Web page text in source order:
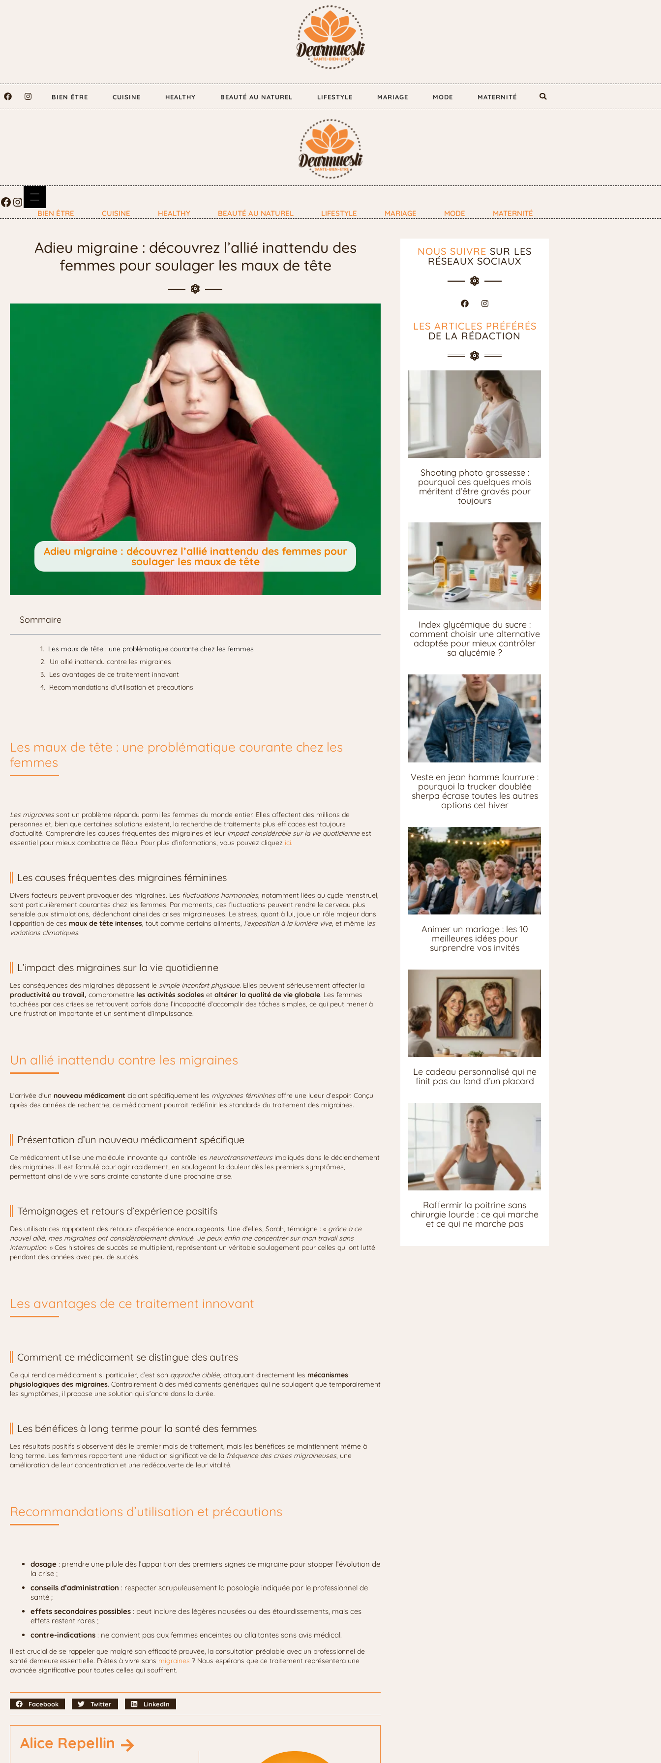
BIEN ÊTRE CUISINE HEALTHY BEAUTÉ AU NATUREL LIFESTYLE MARIAGE MODE MATERNITÉ
BIEN ÊTRE CUISINE HEALTHY BEAUTÉ AU NATUREL LIFESTYLE MARIAGE MODE MATERNITÉ
Adieu migraine : découvrez l’allié inattendu des
femmes pour soulager les maux de tête
Adieu migraine : découvrez l’allié inattendu des femmes pour
soulager les maux de tête
Sommaire
Les maux de tête : une problématique courante chez les femmes
Un allié inattendu contre les migraines
Les avantages de ce traitement innovant
Recommandations d’utilisation et précautions
Les maux de tête : une problématique courante chez les
femmes
Les migrainessont un problème répandu parmi les femmes du monde entier. Elles affectent des millions de
personnes et, bien que certaines solutions existent, la recherche de traitements plus efficaces est toujours
d’actualité. Comprendre les causes fréquentes des migraines et leur impact considérable sur la vie quotidienneest
essentiel pour mieux combattre ce fléau. Pour plus d’informations, vous pouvez cliquez ici.
Les causes fréquentes des migraines féminines
Divers facteurs peuvent provoquer des migraines. Les fluctuations hormonales, notamment liées au cycle menstruel,
sont particulièrement courantes chez les femmes. Par moments, ces fluctuations peuvent rendre le cerveau plus
sensible aux stimulations, déclenchant ainsi des crises migraineuses. Le stress, quant à lui, joue un rôle majeur dans
l’apparition de ces maux de tête intenses, tout comme certains aliments, l’exposition à la lumière vive, et même les
variations climatiques.
L’impact des migraines sur la vie quotidienne
Les conséquences des migraines dépassent le simple inconfort physique. Elles peuvent sérieusement affecter la
productivité au travail, compromettre les activités sociales et altérer la qualité de vie globale. Les femmes
touchées par ces crises se retrouvent parfois dans l’incapacité d’accomplir des tâches simples, ce qui peut mener à
une frustration importante et un sentiment d’impuissance.
Un allié inattendu contre les migraines
L’arrivée d’un nouveau médicament ciblant spécifiquement les migraines fémininesoffre une lueur d’espoir. Conçu
après des années de recherche, ce médicament pourrait redéfinir les standards du traitement des migraines.
Présentation d’un nouveau médicament spécifique
Ce médicament utilise une molécule innovante qui contrôle les neurotransmetteursimpliqués dans le déclenchement
des migraines. Il est formulé pour agir rapidement, en soulageant la douleur dès les premiers symptômes,
permettant ainsi de vivre sans crainte constante d’une prochaine crise.
Témoignages et retours d’expérience positifs
Des utilisatrices rapportent des retours d’expérience encourageants. Une d’elles, Sarah, témoigne : « grâce à ce
nouvel allié, mes migraines ont considérablement diminué. Je peux enfin me concentrer sur mon travail sans
interruption. » Ces histoires de succès se multiplient, représentant un véritable soulagement pour celles qui ont lutté
pendant des années avec peu de succès.
Les avantages de ce traitement innovant
Comment ce médicament se distingue des autres
Ce qui rend ce médicament si particulier, c’est son approche ciblée, attaquant directement les mécanismes
physiologiques des migraines. Contrairement à des médicaments génériques qui ne soulagent que temporairement
les symptômes, il propose une solution qui s’ancre dans la durée.
Les bénéfices à long terme pour la santé des femmes
Les résultats positifs s’observent dès le premier mois de traitement, mais les bénéfices se maintiennent même à
long terme. Les femmes rapportent une réduction significative de la fréquence des crises migraineuses, une
amélioration de leur concentration et une redécouverte de leur vitalité.
Recommandations d’utilisation et précautions
dosage : prendre une pilule dès l’apparition des premiers signes de migraine pour stopper l’évolution de
la crise ;
conseils d’administration : respecter scrupuleusement la posologie indiquée par le professionnel de
santé ;
effets secondaires possibles : peut inclure des légères nausées ou des étourdissements, mais ces
effets restent rares ;
contre-indications : ne convient pas aux femmes enceintes ou allaitantes sans avis médical.
Il est crucial de se rappeler que malgré son efficacité prouvée, la consultation préalable avec un professionnel de
santé demeure essentielle. Prêtes à vivre sans migraines ? Nous espérons que ce traitement représentera une
avancée significative pour toutes celles qui souffrent.
Facebook Twitter LinkedIn
Alice Repellin
NOUS SUIVRE SUR LES
RÉSEAUX SOCIAUX
LES ARTICLES PRÉFÉRÉS
DE LA RÉDACTION
Shooting photo grossesse :
pourquoi ces quelques mois
méritent d’être gravés pour
toujours
Index glycémique du sucre :
comment choisir une alternative
adaptée pour mieux contrôler
sa glycémie ?
Veste en jean homme fourrure :
pourquoi la trucker doublée
sherpa écrase toutes les autres
options cet hiver
Animer un mariage : les 10
meilleures idées pour
surprendre vos invités
Le cadeau personnalisé qui ne
finit pas au fond d’un placard
Raffermir la poitrine sans
chirurgie lourde : ce qui marche
et ce qui ne marche pas